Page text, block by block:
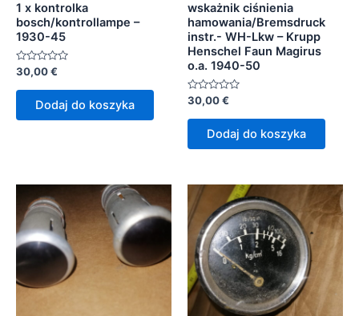
1 x kontrolka
bosch/kontrollampe –
1930-45
Oceniono
na
30,00€
Dodaj do koszyka
wskażnik ciśnienia
hamowania/Bremsdruck
instr.- WH-Lkw – Krupp
Henschel Faun Magirus
o.a. 1940-50
Oceniono
na
30,00€
Dodaj do koszyka